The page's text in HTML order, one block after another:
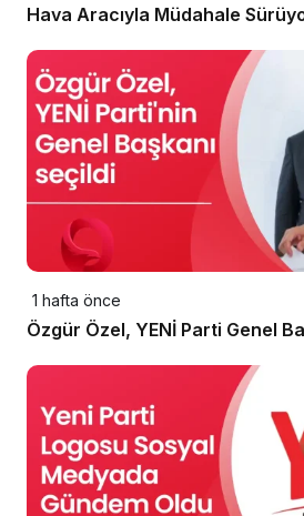
Hava Aracıyla Müdahale
1 hafta önce
Özgür Özel, YENİ Parti Genel